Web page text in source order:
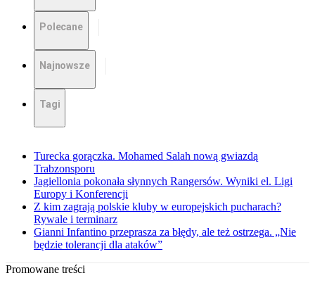
Polecane
Najnowsze
Tagi
Turecka gorączka. Mohamed Salah nową gwiazdą
Trabzonsporu
Jagiellonia pokonała słynnych Rangersów. Wyniki el. Ligi
Europy i Konferencji
Z kim zagrają polskie kluby w europejskich pucharach?
Rywale i terminarz
Gianni Infantino przeprasza za błędy, ale też ostrzega. „Nie
będzie tolerancji dla ataków”
Promowane treści